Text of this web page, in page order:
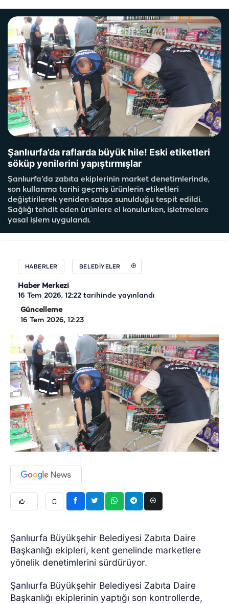
Şanlıurfa’da raflarda büyük hile! Eski etiketleri
söküp yenilerini yapıştırmışlar
Şanlıurfa’da zabıta ekiplerinin market denetimlerinde,
son kullanma tarihi geçmiş ürünlerin etiketleri
değiştirilerek yeniden satışa sunulduğu tespit edildi.
Sağlığı tehdit eden ürünlere el konulurken, işletmelere
yasal işlem uygulandı.
HABERLER BELEDIYELER
Haber Merkezi
16 Tem 2026, 12:22 tarihinde yayınlandı
Güncelleme
16 Tem 2026, 12:23
Şanlıurfa Büyükşehir Belediyesi Zabıta Daire
Başkanlığı ekipleri, kent genelinde marketlere
yönelik denetimlerini sürdürüyor.
Şanlıurfa Büyükşehir Belediyesi Zabıta Daire
Başkanlığı ekiplerinin yaptığı son kontrollerde,